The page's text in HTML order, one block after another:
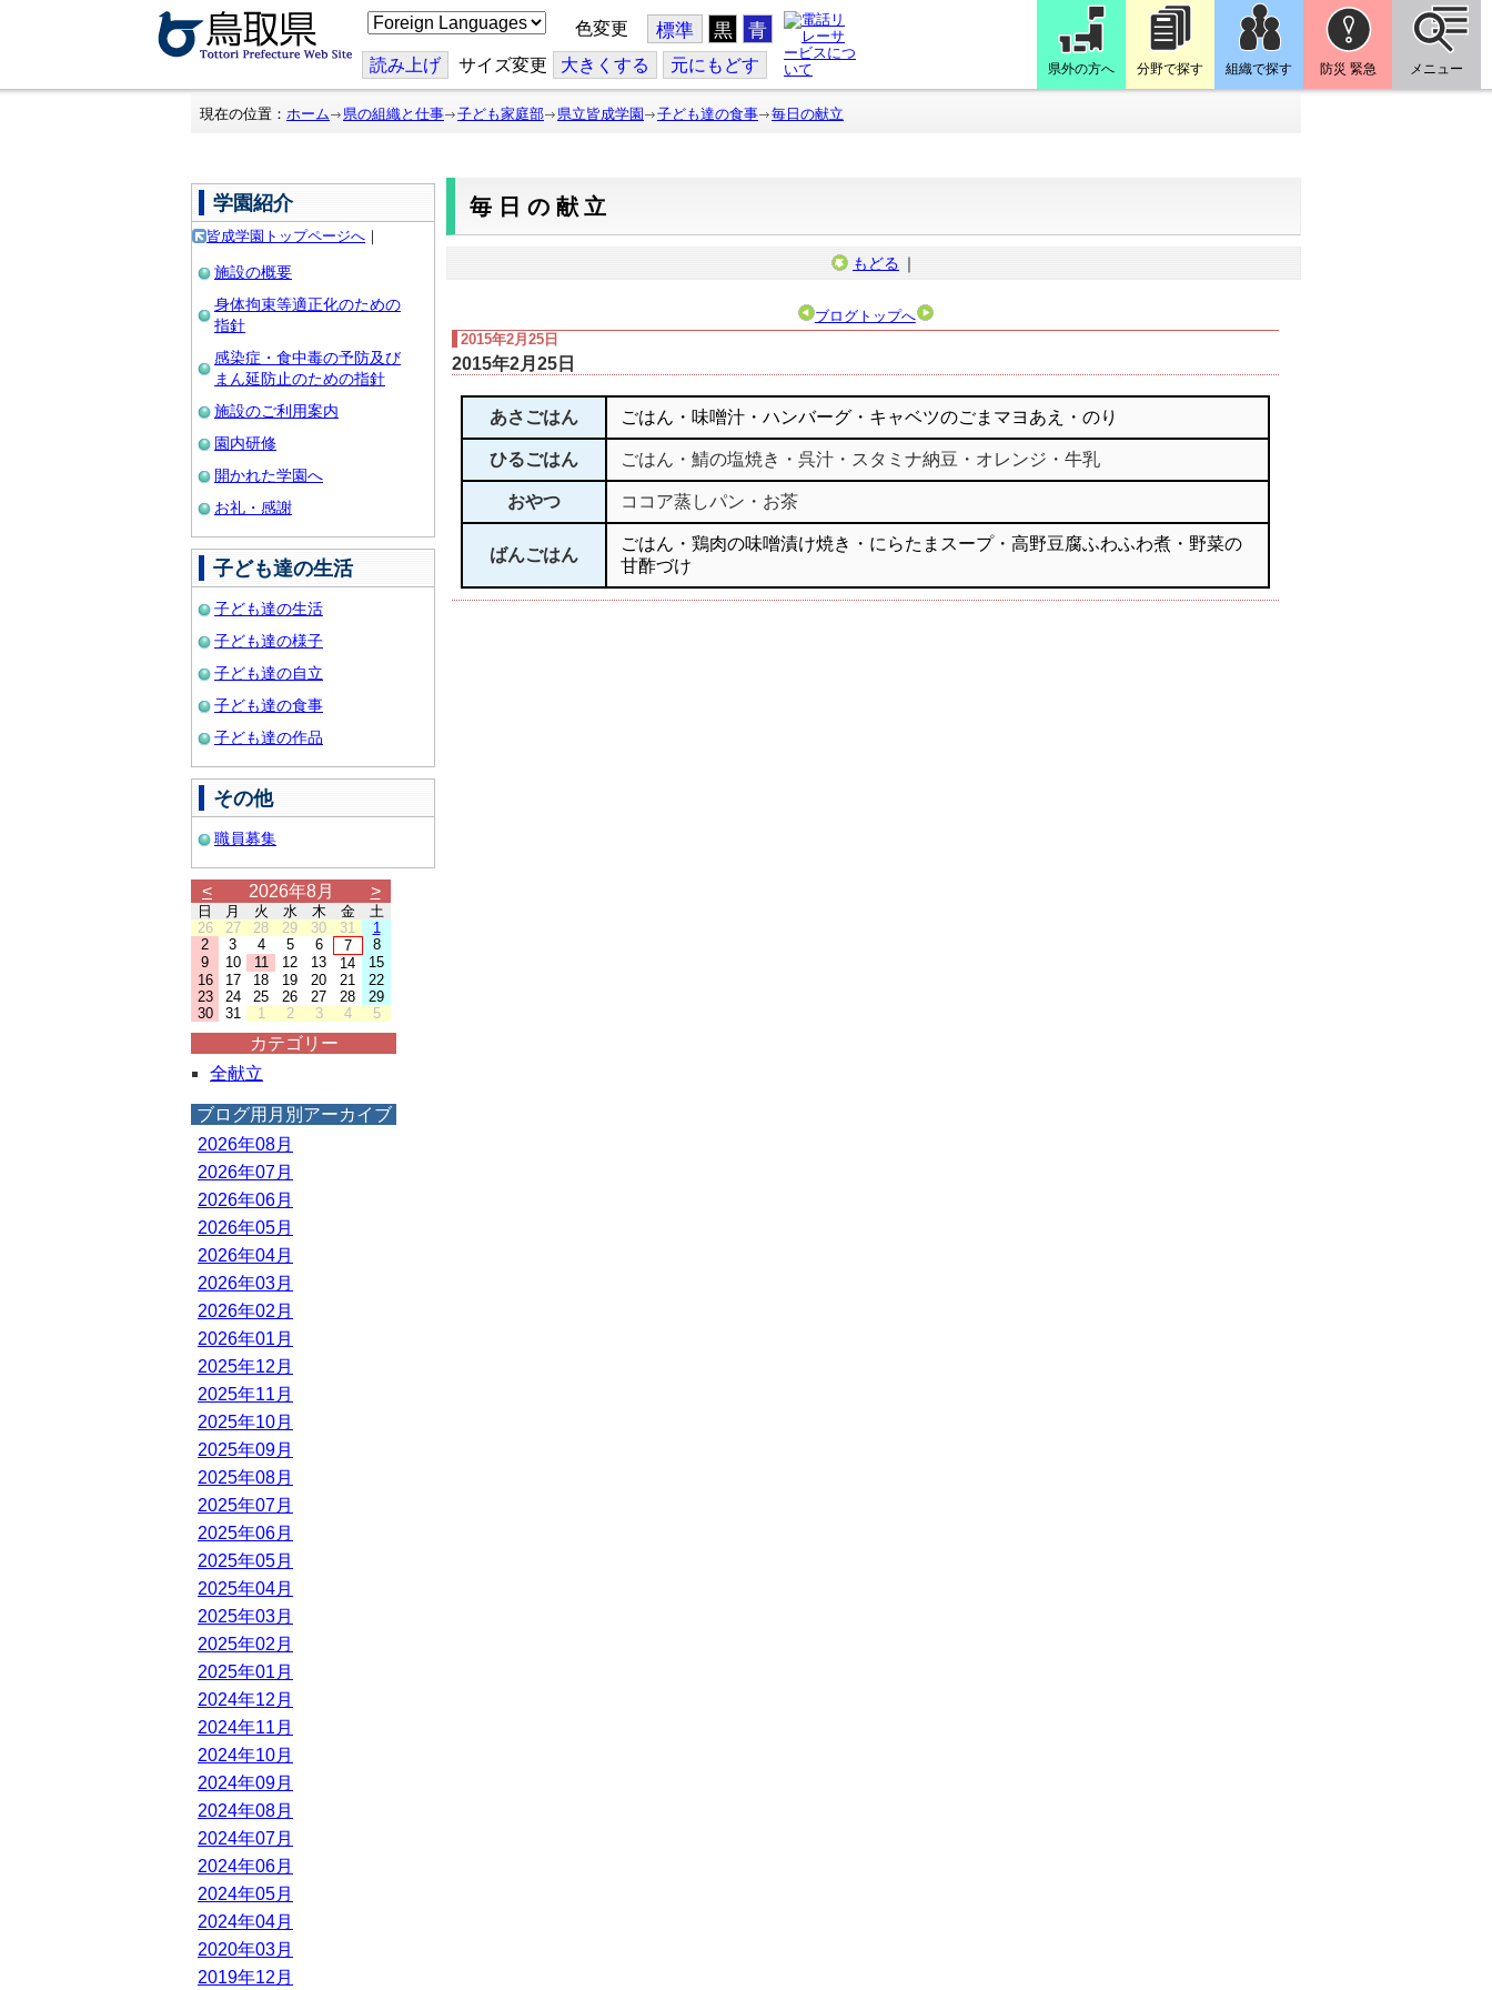
こ
の
ジ
を
翻
色変更 標準 黒 青
読み上げ サイズ変更 大きくする 元にもどす 県外の方へ 分野で探す 組織で探す 防災 緊急 メニュー
現在の位置： ホーム 県の組織と仕事 子ども家庭部 県立皆成学園 子ども達の食事 毎日の献立
学園紹介
皆成学園トップページへ ｜
施設の概要
身体拘束等適正化のための
指針
感染症・食中毒の予防及び
まん延防止のための指針
施設のご利用案内
園内研修
開かれた学園へ
お礼・感謝
子ども達の生活
子ども達の生活
子ども達の様子
子ども達の自立
子ども達の食事
子ども達の作品
その他
職員募集
< 2026年8月 >
日 月 火 水 木 金
土
26
27 28 29 30 31
1
2
3 4 5 6 7
8
9
10 11 12 13 14
15
16
17 18 19 20 21
22
23
24 25 26 27 28
29
30
31 1 2 3 4 5
カテゴリー
全献立
ブログ用月別アーカイブ
2026年08月
2026年07月
2026年06月
2026年05月
2026年04月
2026年03月
2026年02月
2026年01月
2025年12月
2025年11月
2025年10月
2025年09月
2025年08月
2025年07月
2025年06月
2025年05月
2025年04月
2025年03月
2025年02月
2025年01月
2024年12月
2024年11月
2024年10月
2024年09月
2024年08月
2024年07月
2024年06月
2024年05月
2024年04月
2020年03月
2019年12月
毎日の献立
もどる ｜
ブログトップへ
2015年2月25日
2015年2月25日
あさごはん ごはん・味噌汁・ハンバーグ・キャベツのごまマヨあえ・のり
ひるごはん ごはん・鯖の塩焼き・呉汁・スタミナ納豆・オレンジ・牛乳
おやつ ココア蒸しパン・お茶
ばんごはん
ごはん・鶏肉の味噌漬け焼き・にらたまスープ・高野豆腐ふわふわ煮・野菜の
甘酢づけ